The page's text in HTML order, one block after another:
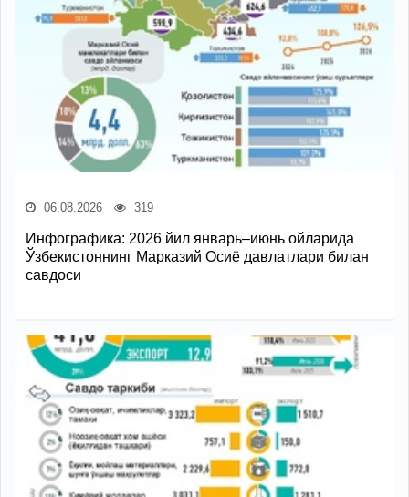
06.08.2026 319
Инфографика: 2026 йил январь–июнь ойларида
Ўзбекистоннинг Марказий Осиё давлатлари билан
савдоси